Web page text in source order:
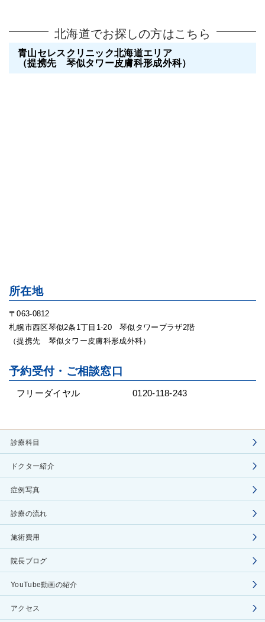
北海道でお探しの方はこちら
青山セレスクリニック北海道エリア
（提携先 琴似タワー皮膚科形成外科）
所在地
〒063-0812
札幌市西区琴似2条1丁目1-20 琴似タワープラザ2階
（提携先 琴似タワー皮膚科形成外科）
予約受付・ご相談窓口
フリーダイヤル 0120-118-243
診療科目
ドクター紹介
症例写真
診療の流れ
施術費用
院長ブログ
YouTube動画の紹介
アクセス